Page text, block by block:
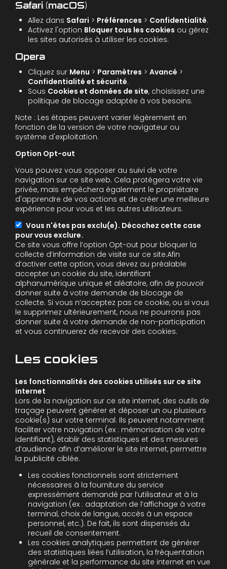
Safari (macOS)
Allez dans Safari > Préférences > Confidentialité.
Activez l'option Bloquer tous les cookies ou gérez
les sites autorisés à utiliser les cookies.
Opera
Cliquez sur Menu > Paramètres >Avancé >
Confidentialité et sécurité.
Sous Cookies et données de site, choisissez une
politique de blocage adaptée à vos besoins.
Note : Les étapes peuvent varier légèrement en
fonction de la version de votre navigateur ou
système d'exploitation.
Option Opt-out
Vous pouvez vous opposer au suivi de votre
navigation sur ce site web. Cela protégera votre vie
privée, mais empêchera également le propriétaire
d'apprendre de vos actions et de créer une meilleure
expérience pour vous et les autres utilisateurs.
Vous n'êtes pas exclu(e). Décochez cette case
pour vous exclure.
Ce site vous offre l’option Opt-out pour bloquer la
collecte d’information de visite sur ce site.Afin
d’activer cette option, vous devez au préalable
accepter un cookie du site, identifiant
alphanumérique unique et aléatoire, afin de pouvoir
donner suite à votre demande de blocage de
collecte. Si vous n’acceptez pas ce cookie, ou si vous
le supprimez ultérieurement, nous ne pourrons pas
donner suite à votre demande de non-participation
et vous continuerez de recevoir des cookies.
Les cookies
Les fonctionnalités des cookies utilisés sur ce site
internet
Lors de la navigation sur ce site internet, des outils de
traçage peuvent générer et déposer un ou plusieurs
cookie(s) sur votre terminal. Ils peuvent notamment
faciliter votre navigation (ex : mémorisation de votre
identifiant), établir des statistiques et des mesures
d’audience afin d’améliorer le site internet, permettre
la publicité ciblée.
Les cookies fonctionnels sont strictement
nécessaires à la fourniture du service
expressément demandé par l’utilisateur et à la
navigation (ex : adaptation de l’affichage à votre
terminal, choix de langue, accès à un espace
personnel, etc.). De fait, ils sont dispensés du
recueil de consentement.
Les cookies analytiques permettent de générer
des statistiques liées l’utilisation, la fréquentation
générale et la performance du site internet en vue